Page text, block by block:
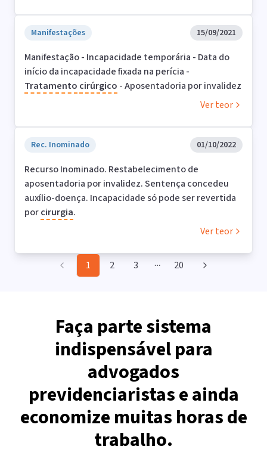
Manifestações 15/09/2021
Manifestação - Incapacidade temporária - Data do
início da incapacidade fixada na perícia -
Tratamento cirúrgico - Aposentadoria por invalidez
Ver teor
Rec. Inominado 01/10/2022
Recurso Inominado. Restabelecimento de
aposentadoria por invalidez. Sentença concedeu
auxílio-doença. Incapacidade só pode ser revertida
porcirurgia.
Ver teor
1 2 3 More pages
20
Faça parte sistema
indispensável para
advogados
previdenciaristas e ainda
economize muitas horas de
trabalho.